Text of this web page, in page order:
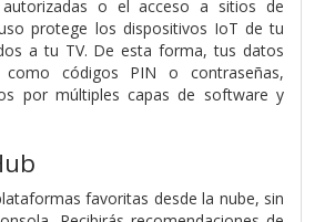
o el acceso a sitios de
protege los dispositivos IoT de tu
a tu TV. De esta forma, tus datos
como códigos PIN o contraseñas,
por múltiples capas de software y
favoritas desde la nube, sin